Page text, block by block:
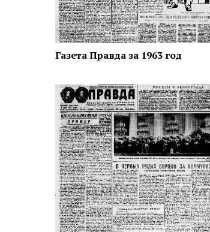
Газета Правда за 1963 год